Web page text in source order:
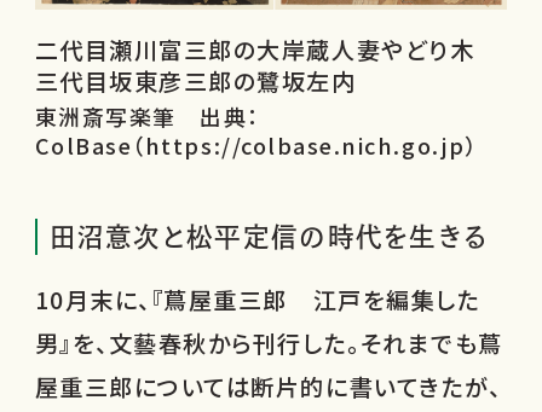
二代目瀬川富三郎の大岸蔵人妻やどり木
三代目坂東彦三郎の鷺坂左内
東洲斎写楽筆 出典：
ColBase（https://colbase.nich.go.jp）
田沼意次と松平定信の時代を生きる
10月末に、『蔦屋重三郎 江戸を編集した
男』を、文藝春秋から刊行した。それまでも蔦
屋重三郎については断片的に書いてきたが、